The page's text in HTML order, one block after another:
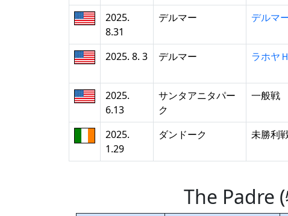
2025.
8.31
デルマー デルマ
2025. 8. 3
デルマー ラホヤＨ
2025.
6.13
サンタアニタパー
ク
一般戦
2025.
1.29
ダンドーク 未勝利
The Padre